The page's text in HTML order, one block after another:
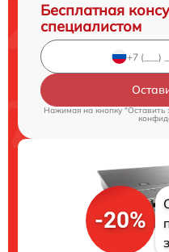
Бесплатная
специалистом
Нажимая на кнопку "Оставить
-20%